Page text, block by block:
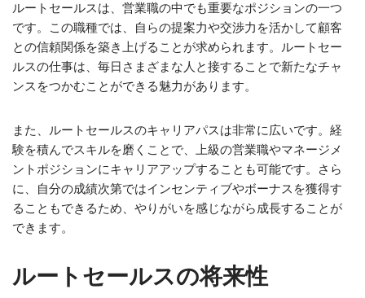
ルートセールスは、営業職の中でも重要なポジションの一つ
です。この職種では、自らの提案力や交渉力を活かして顧客
との信頼関係を築き上げることが求められます。ルートセー
ルスの仕事は、毎日さまざまな人と接することで新たなチャ
ンスをつかむことができる魅力があります。
また、ルートセールスのキャリアパスは非常に広いです。経
験を積んでスキルを磨くことで、上級の営業職やマネージメ
ントポジションにキャリアアップすることも可能です。さら
に、自分の成績次第ではインセンティブやボーナスを獲得す
ることもできるため、やりがいを感じながら成長することが
できます。
ルートセールスの将来性